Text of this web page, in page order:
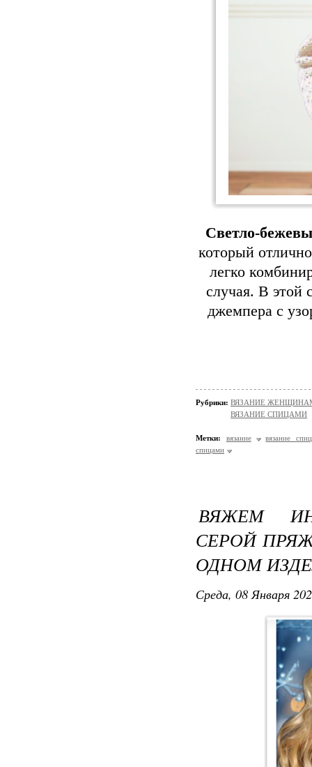
Светло-
который
легко
случая. В этой
джемпера с
Рубрики: ВЯЗАНИЕ ЖЕНЩИНАМ/
ВЯЗАНИЕ СПИЦАМИ
Метки: вязание
вязание
спицами
ВЯЖЕМ
СЕРОЙ
ОДНОМ
Среда, 08 Января